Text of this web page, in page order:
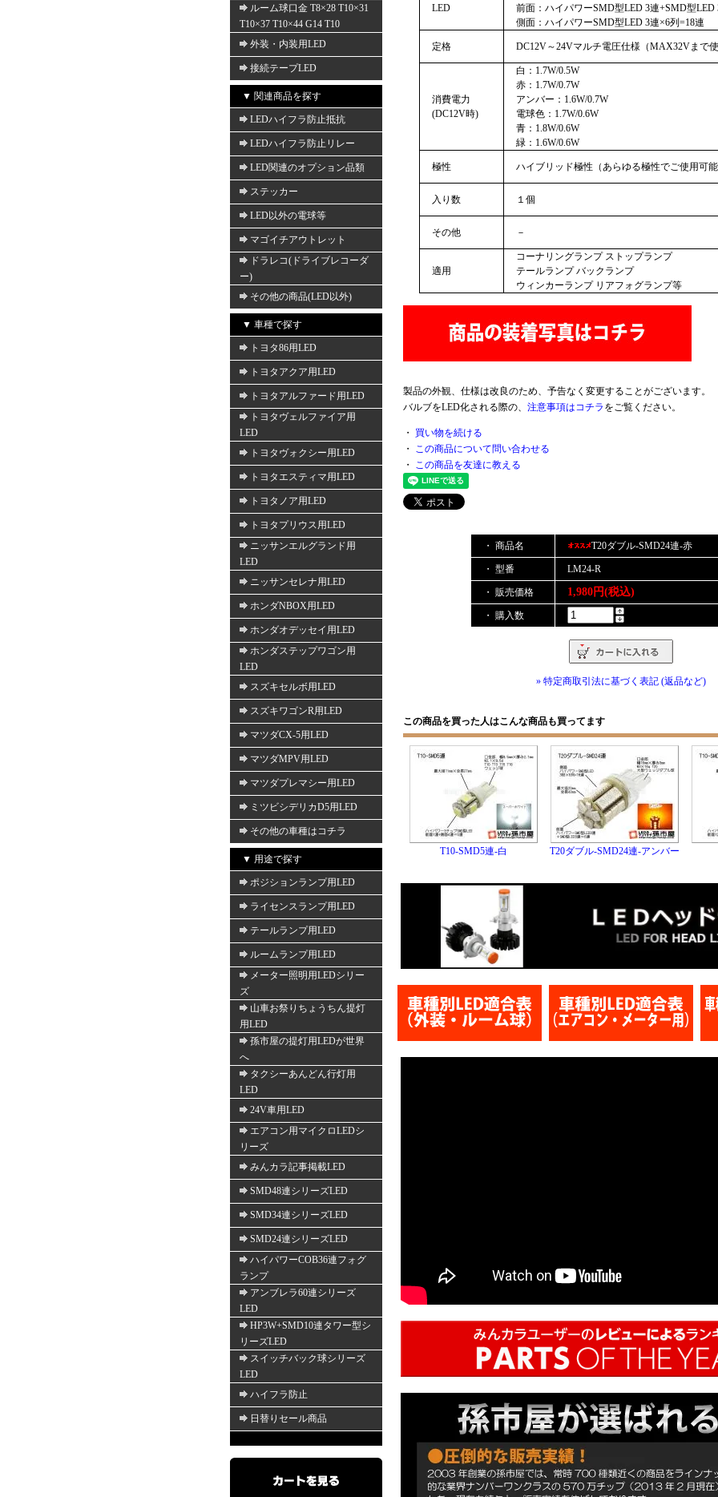
ルーム球口金 T8×28 T10×31
T10×37 T10×44 G14 T10
外装・内装用LED
接続テープLED
▼ 関連商品を探す
LEDハイフラ防止抵抗
LEDハイフラ防止リレー
LED関連のオプション品類
ステッカー
LED以外の電球等
マゴイチアウトレット
ドラレコ(ドライブレコーダ
ー)
その他の商品(LED以外)
▼ 車種で探す
トヨタ86用LED
トヨタアクア用LED
トヨタアルファード用LED
トヨタヴェルファイア用
LED
トヨタヴォクシー用LED
トヨタエスティマ用LED
トヨタノア用LED
トヨタプリウス用LED
ニッサンエルグランド用
LED
ニッサンセレナ用LED
ホンダNBOX用LED
ホンダオデッセイ用LED
ホンダステップワゴン用
LED
スズキセルボ用LED
スズキワゴンR用LED
マツダCX-5用LED
マツダMPV用LED
マツダプレマシー用LED
ミツビシデリカD5用LED
その他の車種はコチラ
▼ 用途で探す
ポジションランプ用LED
ライセンスランプ用LED
テールランプ用LED
ルームランプ用LED
メーター照明用LEDシリー
ズ
山車お祭りちょうちん提灯
用LED
孫市屋の提灯用LEDが世界
へ
タクシーあんどん行灯用
LED
24V車用LED
エアコン用マイクロLEDシ
リーズ
みんカラ記事掲載LED
SMD48連シリーズLED
SMD34連シリーズLED
SMD24連シリーズLED
ハイパワーCOB36連フォグ
ランプ
アンブレラ60連シリーズ
LED
HP3W+SMD10連タワー型シ
リーズLED
スイッチバック球シリーズ
LED
ハイフラ防止
日替りセール商品
LED
前面：ハイパワーSMD型LED 3連+SMD型LED
側面：ハイパワーSMD型LED 3連×6列=18連
定格 DC12V～24Vマルチ電圧仕様（MAX32Vまで
消費電力
(DC12V時)
白：1.7W/0.5W
赤：1.7W/0.7W
アンバー：1.6W/0.7W
電球色：1.7W/0.6W
青：1.8W/0.6W
緑：1.6W/0.6W
極性 ハイブリッド極性（あらゆる極性でご使用可
入り数 １個
その他 －
適用
コーナリングランプ ストップランプ
テールランプ バックランプ
ウィンカーランプ リアフォグランプ等
製品の外観、仕様は改良のため、予告なく変更することがございます。
バルブをLED化される際の、 注意事項はコチラ をご覧ください。
・ 買い物を続ける
・ この商品について問い合わせる
・ この商品を友達に教える
・ 商品名 T20ダブル-SMD24連-赤
・ 型番 LM24-R
・ 販売価格 1,980円(税込)
・ 購入数
» 特定商取引法に基づく表記 (返品など)
この商品を買った人はこんな商品も買ってます
T10-SMD5連-白 T20ダブル-SMD24連-アンバー